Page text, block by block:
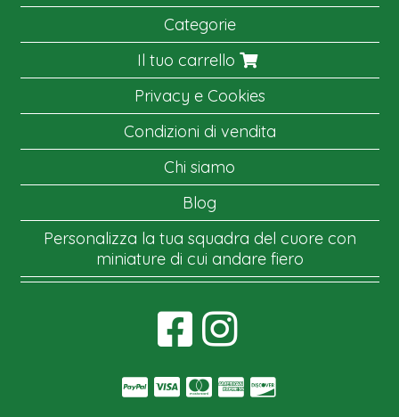
Categorie
Il tuo carrello
Privacy e Cookies
Condizioni di vendita
Chi siamo
Blog
Personalizza la tua squadra del cuore con
miniature di cui andare fiero